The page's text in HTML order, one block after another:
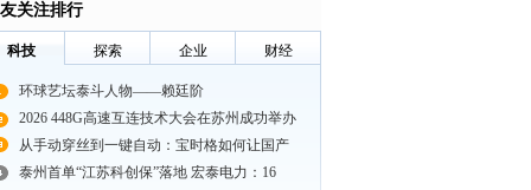
关注排行
科技 探索 企业 财经
环球艺坛泰斗人物——赖廷阶
2026 448G高速互连技术大会在苏州成功举办
从手动穿丝到一键自动：宝时格如何让国产
泰州首单“江苏科创保”落地 宏泰电力：16